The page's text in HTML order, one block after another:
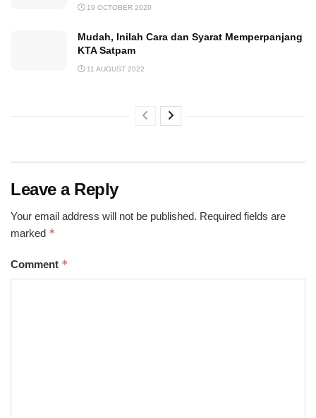
19 OCTOBER 2020
Mudah, Inilah Cara dan Syarat Memperpanjang
KTA Satpam
11 AUGUST 2022
Leave a Reply
Your email address will not be published. Required fields are
marked *
Comment *